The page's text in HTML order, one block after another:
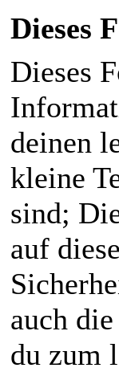
Dieses
Dieses
deinen
kleine
sind;
auf
auch
du zum